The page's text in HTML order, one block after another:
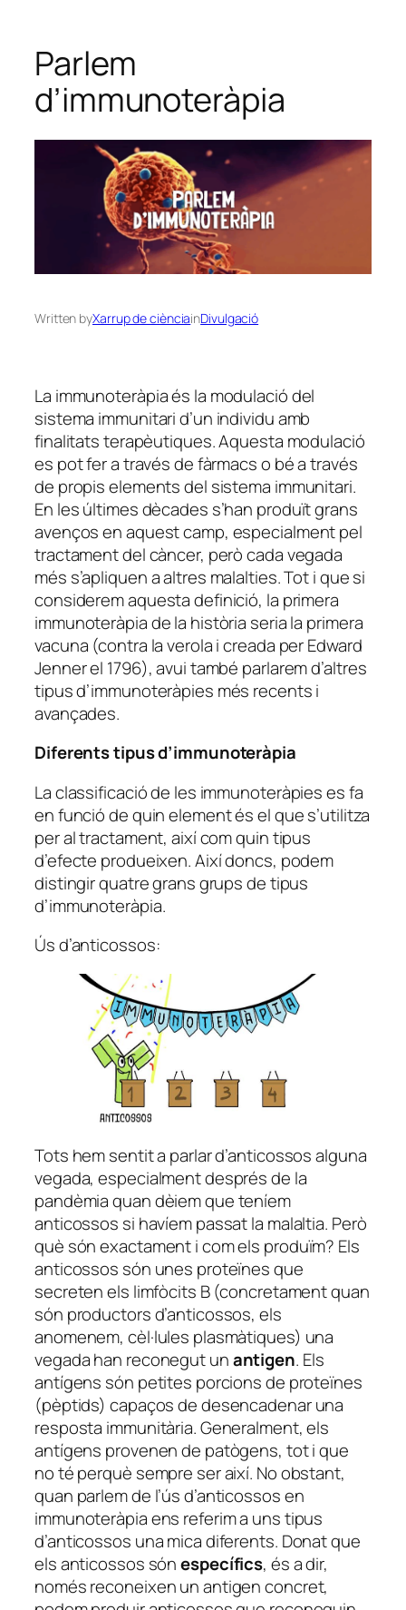
Parlem
d’immunoteràpia
Written byXarrup de ciènciainDivulgació
La immunoteràpia és la modulació del
sistema immunitari d’un individu amb
finalitats terapèutiques. Aquesta modulació
es pot fer a través de fàrmacs o bé a través
de propis elements del sistema immunitari.
En les últimes dècades s’han produït grans
avenços en aquest camp, especialment pel
tractament del càncer, però cada vegada
més s’apliquen a altres malalties. Tot i que si
considerem aquesta definició, la primera
immunoteràpia de la història seria la primera
vacuna (contra la verola i creada per Edward
Jenner el 1796), avui també parlarem d’altres
tipus d’immunoteràpies més recents i
avançades.
Diferents tipus d’immunoteràpia
La classificació de les immunoteràpies es fa
en funció de quin element és el que s’utilitza
per al tractament, així com quin tipus
d’efecte produeixen. Així doncs, podem
distingir quatre grans grups de tipus
d’immunoteràpia.
Ús d’anticossos:
Tots hem sentit a parlar d’anticossos alguna
vegada, especialment després de la
pandèmia quan dèiem que teníem
anticossos si havíem passat la malaltia. Però
què són exactament i com els produïm? Els
anticossos són unes proteïnes que
secreten els limfòcits B (concretament quan
són productors d’anticossos, els
anomenem, cèl·lules plasmàtiques) una
vegada han reconegut unantigen. Els
antígens són petites porcions de proteïnes
(pèptids) capaços de desencadenar una
resposta immunitària. Generalment, els
antígens provenen de patògens, tot i que
no té perquè sempre ser així. No obstant,
quan parlem de l’ús d’anticossos en
immunoteràpia ens referim a uns tipus
d’anticossos una mica diferents. Donat que
els anticossos sónespecífics, és a dir,
només reconeixen un antigen concret,